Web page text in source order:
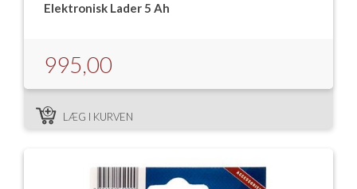
Elektronisk Lader 5 Ah
995,00
LÆG I KURVEN